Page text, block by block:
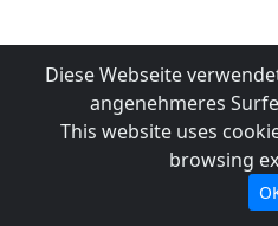
Diese Webseite
angenehmeres
This website uses
browsing